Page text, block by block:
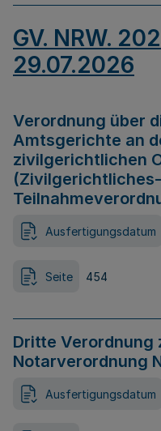
GV. NRW.
29.07.2026
Verordnung über
Amtsgerichte an
zivilgerichtlichen
Ausfertigungsdatum
Seite 454
Dritte Verordnung
Notarverordnung
Ausfertigungsdatum